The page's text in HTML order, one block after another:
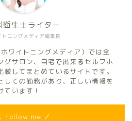
トニングメディア編集長
衛生士ライター
イトニングメディア）では全
グサロン、自宅で出来るセルフホ
してまとめているサイトです。
しての勤務があり、正しい情報を
ています！
Follow me ／